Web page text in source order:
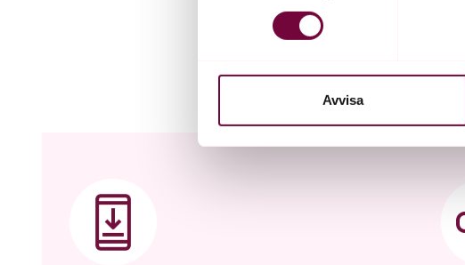
eller dra tillbaka ditt samtycke när som
sociala medier och analysera vår
till de sociala medier och annons- och
Avvisa